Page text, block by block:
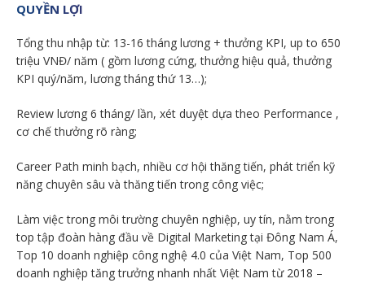
QUYỀN LỢI
Tổng thu nhập từ: 13-16 tháng lương + thưởng KPI, up to 650
triệu VNĐ/ năm ( gồm lương cứng, thưởng hiệu quả, thưởng
KPI quý/năm, lương tháng thứ 13…);
Review lương 6 tháng/ lần, xét duyệt dựa theo Performance ,
cơ chế thưởng rõ ràng;
Career Path minh bạch, nhiều cơ hội thăng tiến, phát triển kỹ
năng chuyên sâu và thăng tiến trong công việc;
Làm việc trong môi trường chuyên nghiệp, uy tín, nằm trong
top tập đoàn hàng đầu về Digital Marketing tại Đông Nam Á,
Top 10 doanh nghiệp công nghệ 4.0 của Việt Nam, Top 500
doanh nghiệp tăng trưởng nhanh nhất Việt Nam từ 2018 –